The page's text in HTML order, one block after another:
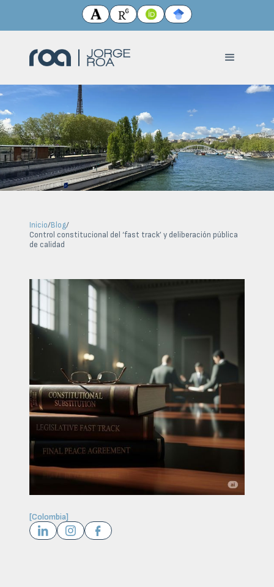
Inicio/Blog/
Control constitucional del ‘fast track’ y deliberación pública
de calidad
[Colombia]